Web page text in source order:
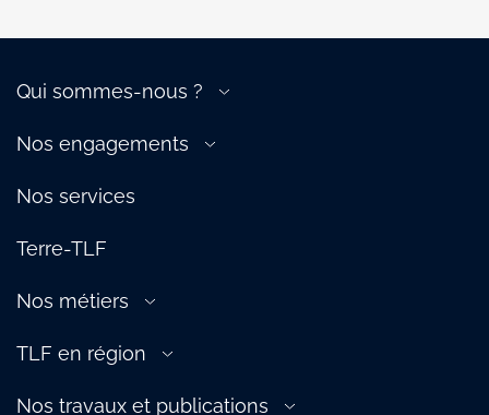
Qui sommes-nous ?
Gouvernance
Nos équipes
Écosystème
Nos engagements
Compétitivité de la filière
Attractivité de la filière
Nos services
Terre-TLF
Nos métiers
Douane
Ferroviaire
TLF en région
Nos travaux et publications